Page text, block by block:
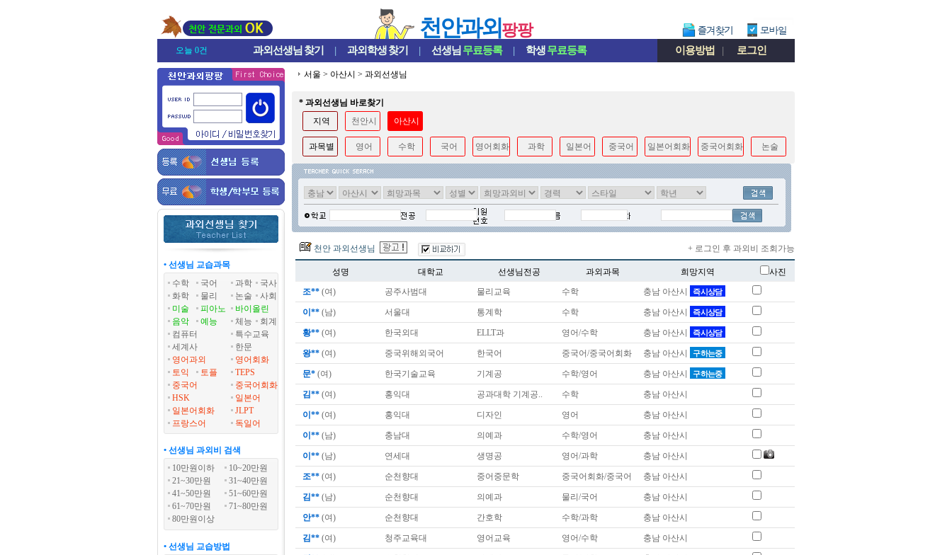
천안과외팡팡
오늘 0건 과외선생님 찾기 | 과외학생찾기 | 선생님 무료등록 | 학생무료등록 이용방법 | 로그인
• 선생님 교습과목
수학
국어 과학
국사
화학
물리 논술
사회
미술
피아노
바이올린
음악
예능 체능
회계
컴퓨터
특수교육
세계사
한문
영어과외
영어회화
토익
토플
TEPS
중국어
중국어회화
HSK
일본어
일본어회화
JLPT
프랑스어
독일어
• 선생님 과외비 검색
10만원이하
10~20만원
21~30만원
31~40만원
41~50만원
51~60만원
61~70만원
71~80만원
80만원이상
• 선생님 교습방법
서울 > 아산시 > 과외선생님
* 과외선생님 바로찾기
지역
천안시 아산시
과목별 영어 수학 국어 영어회화 과학 일본어 중국어 일본어회화 중국어회화 논술
천안 과외선생님 + 로그인 후 과외비 조회가능
성명 대학교 선생님전공 과외과목 희망지역
사진
조** (여) 공주사범대 물리교육 수학 충남 아산시 즉시상담
이** (남) 서울대 통계학 수학 충남 아산시 즉시상담
황** (여) 한국외대 ELLT과 영어/수학 충남 아산시 즉시상담
왕** (여) 중국위해외국어 한국어 중국어/중국어회화 충남 아산시 구하는중
문* (여) 한국기술교육 기계공 수학/영어 충남 아산시 구하는중
김** (여) 홍익대 공과대학 기계공.. 수학 충남 아산시
이** (여) 홍익대 디자인 영어 충남 아산시
이** (남) 충남대 의예과 수학/영어 충남 아산시
이** (남) 연세대 생명공 영어/과학 충남 아산시
조** (여) 순천향대 중어중문학 중국어회화/중국어 충남 아산시
김** (남) 순천향대 의예과 물리/국어 충남 아산시
안** (여) 순천향대 간호학 수학/과학 충남 아산시
김** (여) 청주교육대 영어교육 영어/수학 충남 아산시